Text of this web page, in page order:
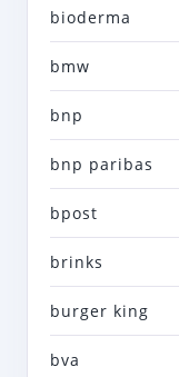
bioderma
bmw
bnp
bnp paribas
bpost
brinks
burger king
bva